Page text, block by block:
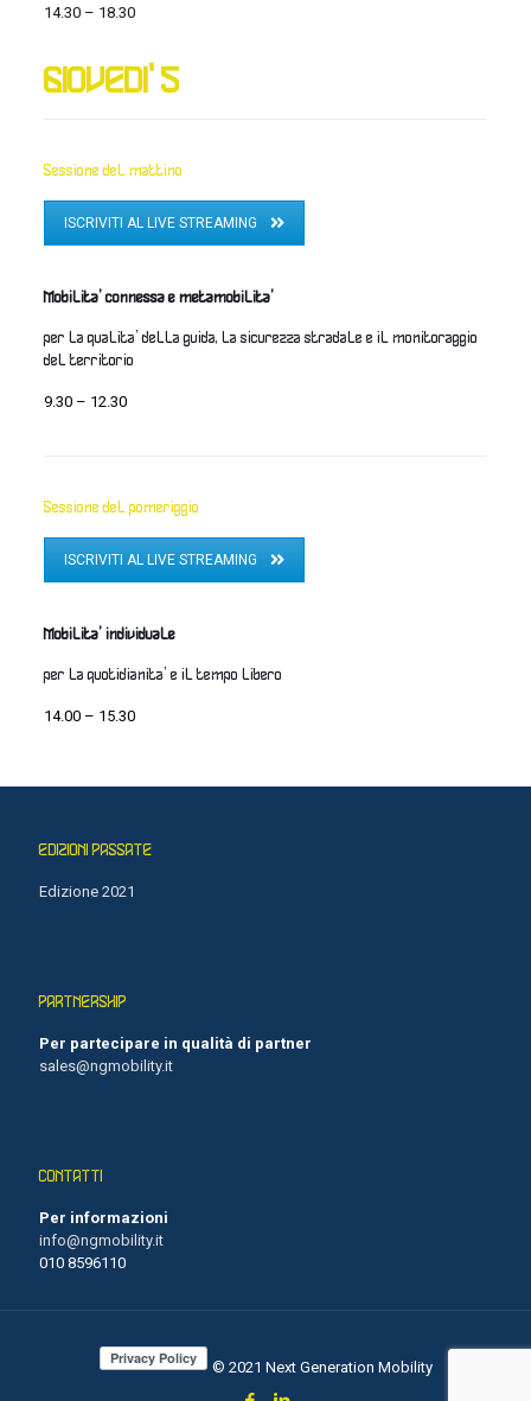
14.30 – 18.30
GIOVEDI' 5
Sessione del mattino
ISCRIVITI AL LIVE STREAMING
Mobilita’ connessa e metamobilita’
per la qualita’ della guida, la sicurezza stradale e il monitoraggio
del territorio
9.30 – 12.30
Sessione del pomeriggio
ISCRIVITI AL LIVE STREAMING
Mobilita’ individuale
per la quotidianita’ e il tempo libero
14.00 – 15.30
EDIZIONI PASSATE
Edizione 2021
PARTNERSHIP
Per partecipare in qualità di partner
sales@ngmobility.it
CONTATTI
Per informazioni
info@ngmobility.it
010 8596110
© 2021 Next Generation Mobility